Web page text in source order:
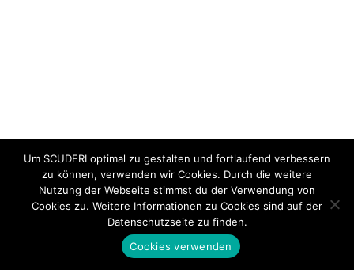
Um SCUDERI optimal zu gestalten und fortlaufend verbessern
zu können, verwenden wir Cookies. Durch die weitere
Nutzung der Webseite stimmst du der Verwendung von
Cookies zu. Weitere Informationen zu Cookies sind auf der
Datenschutzseite zu finden.
Cookies verwenden